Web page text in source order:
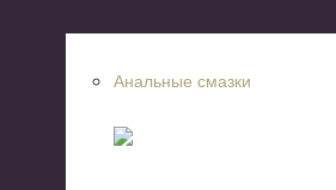
Анальные смазки